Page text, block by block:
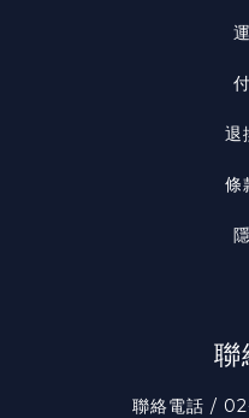
退
條
聯
聯絡電話 /